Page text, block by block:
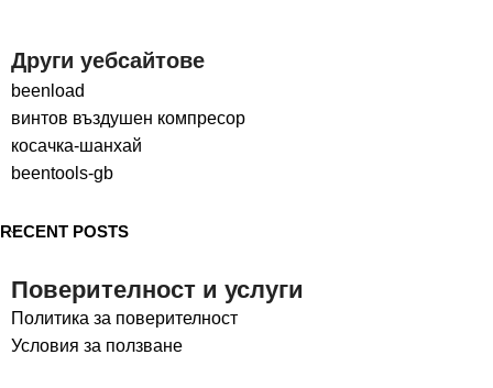
Други уебсайтове
beenload
винтов въздушен компресор
косачка-шанхай
beentools-gb
RECENT POSTS
Поверителност и услуги
Политика за поверителност
Условия за ползване